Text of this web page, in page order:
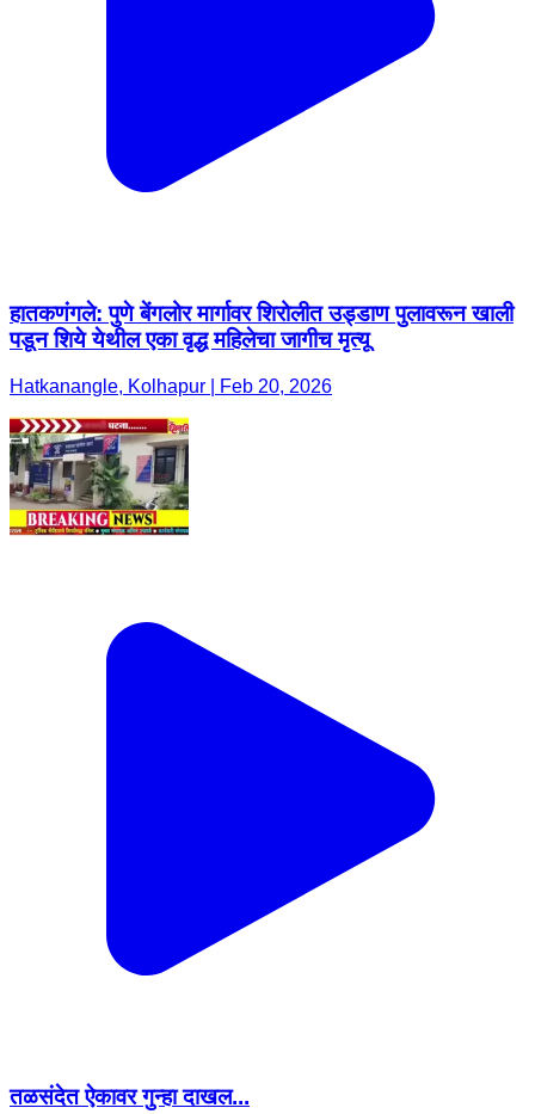
हातकणंगले: पुणे बेंगलोर मार्गावर शिरोलीत उड्डाण पुलावरून खाली
पडून शिये येथील एका वृद्ध महिलेचा जागीच मृत्यू
Hatkanangle, Kolhapur | Feb 20, 2026
तळसंदेत ऐकावर गुन्हा दाखल...